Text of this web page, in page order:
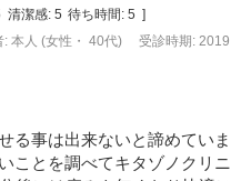
清潔感: 5 待ち時間: 5 ]
: 本人 (女性・ 40代)
受診時期: 2019
る事は出来ないと諦めていま
ことを調べてキタゾノクリニ